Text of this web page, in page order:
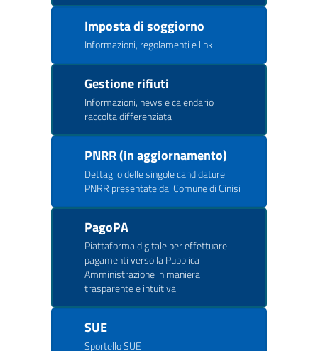
Imposta di soggiorno
Informazioni, regolamenti e link
Gestione rifiuti
Informazioni, news e calendario
raccolta differenziata
PNRR (in aggiornamento)
Dettaglio delle singole candidature
PNRR presentate dal Comune di Cinisi
PagoPA
Piattaforma digitale per effettuare
pagamenti verso la Pubblica
Amministrazione in maniera
trasparente e intuitiva
SUE
Sportello SUE